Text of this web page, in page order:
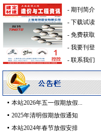
电器开关 [采购中]
塑料管 [采购中]
防火阀 [采购中]
陶瓷制品油漆涂料
防水防腐 [采购中]
仿古砖 [采购中]
铝扣版
光源灯具 [采购中]
门窗玻璃 [采购中]
仪器仪表 [采购中]
- 期刊简介
- 下载试读
- 免费获取
- 我要刊登
- 联系我们
本站2026年五一假期放假...
2025年清明假期放假通知
本站2024年春节放假安排